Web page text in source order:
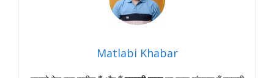
Matlabi Khabar